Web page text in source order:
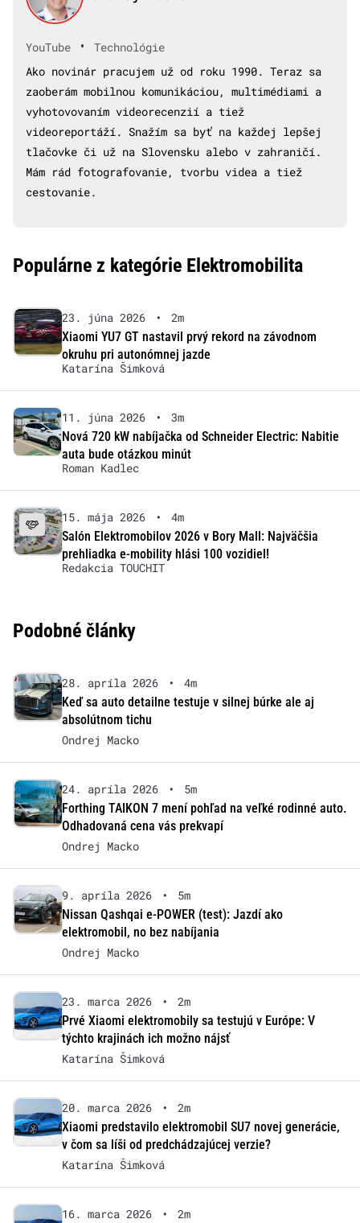
YouTube •
Technológie
Ako novinár pracujem už od roku 1990. Teraz sa
zaoberám mobilnou komunikáciou, multimédiami a
vyhotovovaním videorecenzií a tiež
videoreportáží. Snažím sa byť na každej lepšej
tlačovke či už na Slovensku alebo v zahraničí.
Mám rád fotografovanie, tvorbu videa a tiež
cestovanie.
Populárne z kategórie Elektromobilita
23. júna 2026 •
2m
Xiaomi YU7 GT nastavil prvý rekord na závodnom
okruhu pri autonómnej jazde
Katarína Šimková
11. júna 2026 •
3m
Nová 720 kW nabíjačka od Schneider Electric: Nabitie
auta bude otázkou minút
Roman Kadlec
15. mája 2026 •
4m
Salón Elektromobilov 2026 v Bory Mall: Najväčšia
prehliadka e-mobility hlási 100 vozidiel!
Redakcia TOUCHIT
Podobné články
28. apríla 2026 •
4m
Keď sa auto detailne testuje v silnej búrke ale aj
absolútnom tichu
Ondrej Macko
24. apríla 2026 •
5m
Forthing TAIKON 7 mení pohľad na veľké rodinné auto.
Odhadovaná cena vás prekvapí
Ondrej Macko
9. apríla 2026 •
5m
Nissan Qashqai e-POWER (test): Jazdí ako
elektromobil, no bez nabíjania
Ondrej Macko
23. marca 2026 •
2m
Prvé Xiaomi elektromobily sa testujú v Európe: V
týchto krajinách ich možno nájsť
Katarína Šimková
20. marca 2026 •
2m
Xiaomi predstavilo elektromobil SU7 novej generácie,
v čom sa líši od predchádzajúcej verzie?
Katarína Šimková
16. marca 2026 •
2m